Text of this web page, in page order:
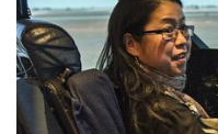
"Eso me da
pueda estar viva y
vez que cumplo años,